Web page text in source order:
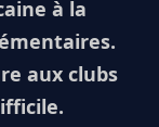
à la
aux clubs